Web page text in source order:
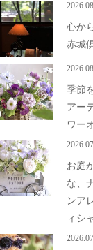
心か
赤城
季節
アー
ワー
お庭
な、
ンア
ィシ